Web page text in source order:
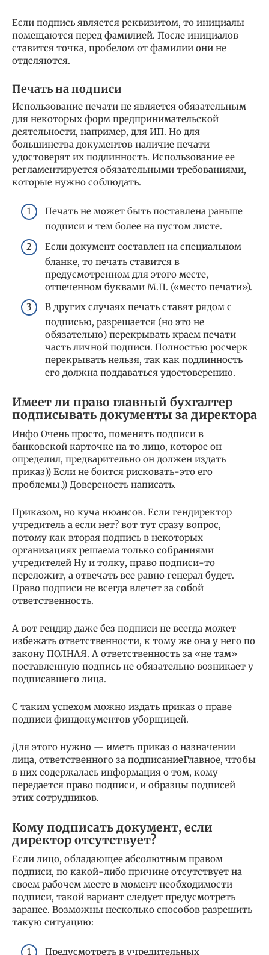
Если подпись является реквизитом, то инициалы
помещаются перед фамилией. После инициалов
ставится точка, пробелом от фамилии они не
отделяются.
Печать на подписи
Использование печати не является обязательным
для некоторых форм предпринимательской
деятельности, например, для ИП. Но для
большинства документов наличие печати
удостоверят их подлинность. Использование ее
регламентируется обязательными требованиями,
которые нужно соблюдать.
Печать не может быть поставлена раньше
подписи и тем более на пустом листе.
Если документ составлен на специальном
бланке, то печать ставится в
предусмотренном для этого месте,
отпеченном буквами М.П. («место печати»).
В других случаях печать ставят рядом с
подписью, разрешается (но это не
обязательно) перекрывать краем печати
часть личной подписи. Полностью росчерк
перекрывать нельзя, так как подлинность
его должна поддаваться удостоверению.
Имеет ли право главный бухгалтер
подписывать документы за директора
Инфо Очень просто, поменять подписи в
банковской карточке на то лицо, которое он
определил, предварительно он должен издать
приказ)) Если не боится рисковать-это его
проблемы.)) Довереность написать.
Приказом, но куча нюансов. Если гендиректор
учредитель а если нет? вот тут сразу вопрос,
потому как вторая подпись в некоторых
организациях решаема только собраниями
учредителей Ну и толку, право подписи-то
переложит, а отвечать все равно генерал будет.
Право подписи не всегда влечет за собой
ответственность.
А вот гендир даже без подписи не всегда может
избежать ответственности, к тому же она у него по
закону ПОЛНАЯ. А ответственность за «не там»
поставленную подпись не обязательно возникает у
подписавшего лица.
С таким успехом можно издать приказ о праве
подписи финдокументов уборщицей.
Для этого нужно — иметь приказ о назначении
лица, ответственного за подписаниеГлавное, чтобы
в них содержалась информация о том, кому
передается право подписи, и образцы подписей
этих сотрудников.
Кому подписать документ, если
директор отсутствует?
Если лицо, обладающее абсолютным правом
подписи, по какой-либо причине отсутствует на
своем рабочем месте в момент необходимости
подписи, такой вариант следует предусмотреть
заранее. Возможны несколько способов разрешить
такую ситуацию:
Предусмотреть в учредительных